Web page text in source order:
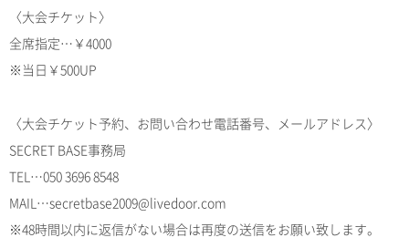
〈大会チケット〉
全席指定…￥4000
※当日￥500UP
〈大会チケット予約、お問い合わせ電話番号、メールアドレス〉
SECRET BASE事務局
TEL…050 3696 8548
MAIL…secretbase2009@livedoor.com
※48時間以内に返信がない場合は再度の送信をお願い致します。